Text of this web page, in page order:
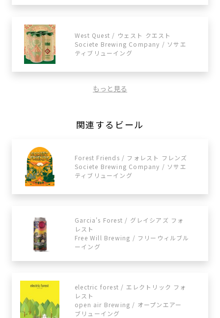
West Quest / ウェスト クエスト
Societe Brewing Company / ソサエ
ティブリューイング
もっと見る
関連するビール
Forest Friends / フォレスト フレンズ
Societe Brewing Company / ソサエ
ティブリューイング
Garcia's Forest / グレイシアズ フォ
レスト
Free Will Brewing / フリーウィルブル
ーイング
electric forest / エレクトリック フォ
レスト
open air Brewing / オープンエアー
ブリューイング